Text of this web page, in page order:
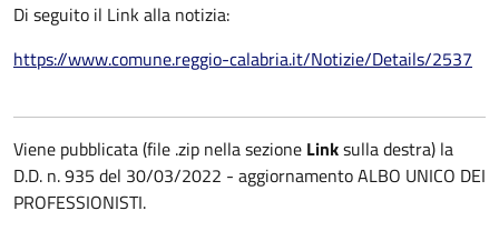
Di seguito il Link alla notizia:
https://www.comune.reggio-calabria.it/Notizie/Details/2537
Viene pubblicata (file .zip nella sezione Linksulla destra) la
D.D. n. 935 del 30/03/2022 - aggiornamento ALBO UNICO DEI
PROFESSIONISTI.